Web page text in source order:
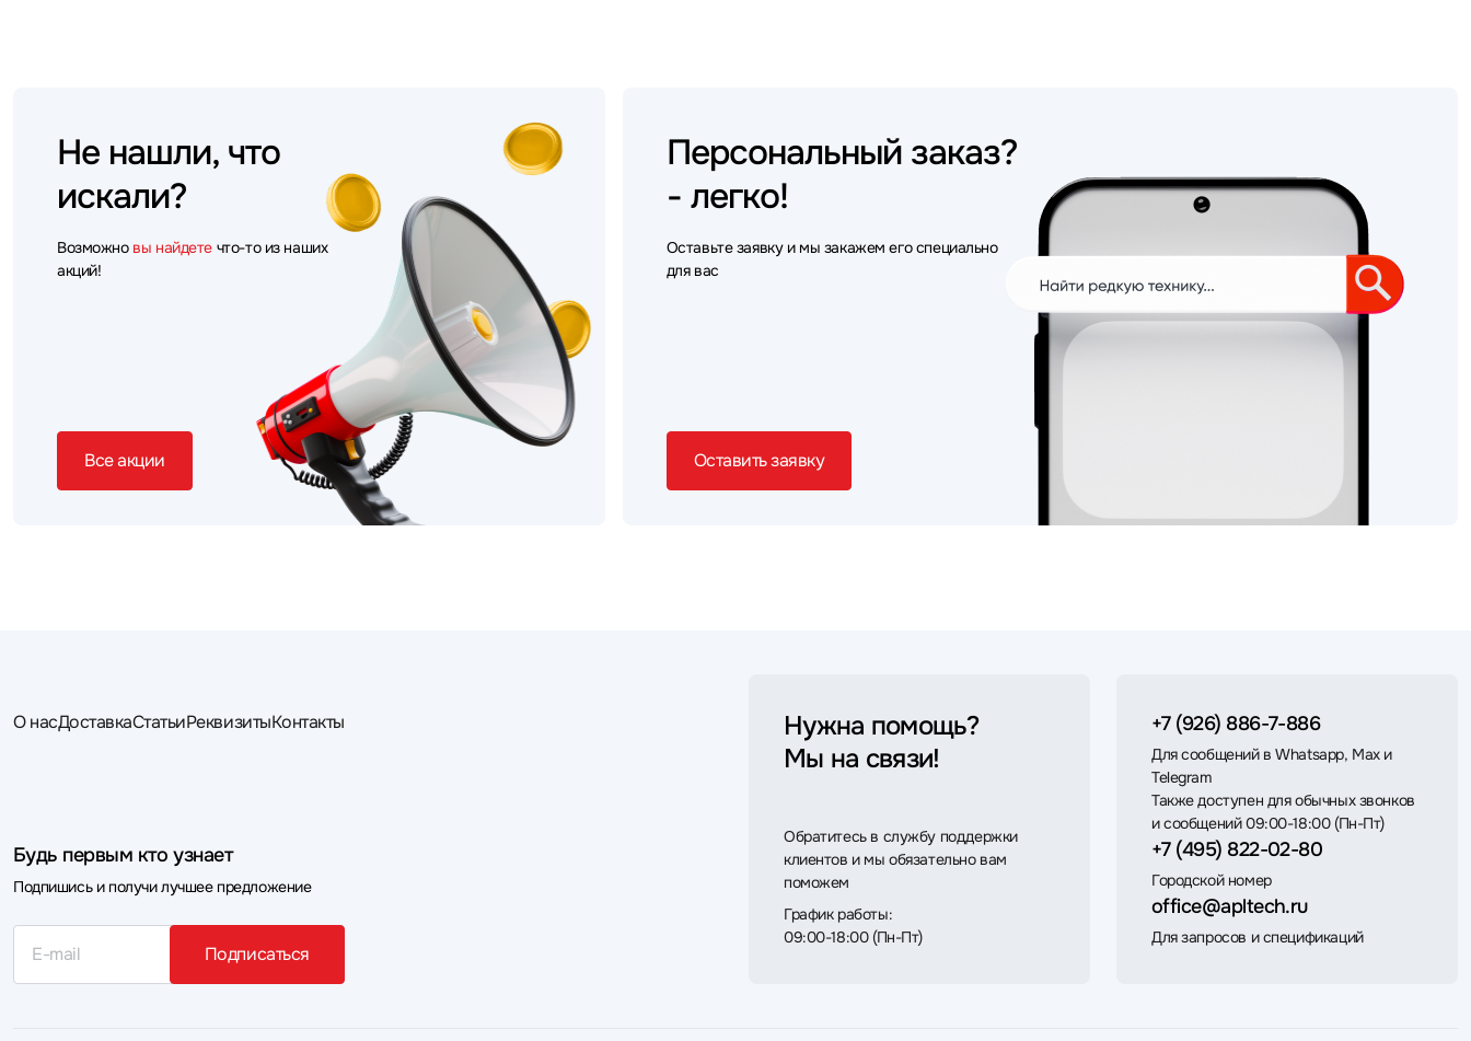
Не нашли, что
искали?
Возможно вы найдете что-то из наших
акций!
Все акции
Персональный заказ?
- легко!
Оставьте заявку и мы закажем его специально
для вас
Оставить заявку
О насДоставкаСтатьиРеквизитыКонтакты
Будь первым кто узнает
Подпишись и получи лучшее предложение
Подписаться
Нужна помощь?
Мы на связи!
Обратитесь в службу поддержки
клиентов и мы обязательно вам
поможем
График работы:
09:00-18:00 (Пн-Пт)
+7 (926) 886-7-886
Для сообщений в Whatsapp, Max и
Telegram
Также доступен для обычных звонков
и сообщений 09:00-18:00 (Пн-Пт)
+7 (495) 822-02-80
Городской номер
office@apltech.ru
Для запросов и спецификаций